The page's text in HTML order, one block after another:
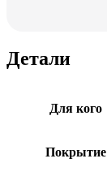
Детали
Для кого
Покрытие